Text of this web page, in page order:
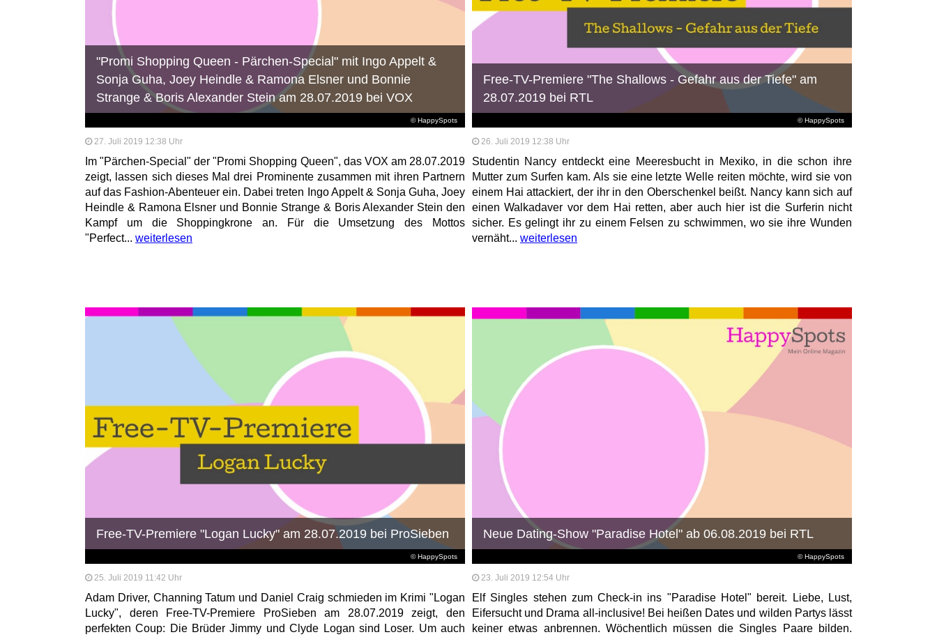
© HappySpots
"Promi Shopping Queen - Pärchen-Special" mit Ingo Appelt &
Sonja Guha, Joey Heindle & Ramona Elsner und Bonnie
Strange & Boris Alexander Stein am 28.07.2019 bei VOX
27. Juli 2019 12:38 Uhr
Im "Pärchen-Special" der "Promi Shopping Queen", das VOX am 28.07.2019
zeigt, lassen sich dieses Mal drei Prominente zusammen mit ihren Partnern
auf das Fashion-Abenteuer ein. Dabei treten Ingo Appelt & Sonja Guha, Joey
Heindle & Ramona Elsner und Bonnie Strange & Boris Alexander Stein den
Kampf um die Shoppingkrone an. Für die Umsetzung des Mottos
"Perfect... weiterlesen
© HappySpots
Free-TV-Premiere "The Shallows - Gefahr aus der Tiefe" am
28.07.2019 bei RTL
26. Juli 2019 12:38 Uhr
Studentin Nancy entdeckt eine Meeresbucht in Mexiko, in die schon ihre
Mutter zum Surfen kam. Als sie eine letzte Welle reiten möchte, wird sie von
einem Hai attackiert, der ihr in den Oberschenkel beißt. Nancy kann sich auf
einen Walkadaver vor dem Hai retten, aber auch hier ist die Surferin nicht
sicher. Es gelingt ihr zu einem Felsen zu schwimmen, wo sie ihre Wunden
vernäht... weiterlesen
© HappySpots
Free-TV-Premiere "Logan Lucky" am 28.07.2019 bei ProSieben
25. Juli 2019 11:42 Uhr
Adam Driver, Channing Tatum und Daniel Craig schmieden im Krimi "Logan
Lucky", deren Free-TV-Premiere ProSieben am 28.07.2019 zeigt, den
perfekten Coup: Die Brüder Jimmy und Clyde Logan sind Loser. Um auch
© HappySpots
Neue Dating-Show "Paradise Hotel" ab 06.08.2019 bei RTL
23. Juli 2019 12:54 Uhr
Elf Singles stehen zum Check-in ins "Paradise Hotel" bereit. Liebe, Lust,
Eifersucht und Drama all-inclusive! Bei heißen Dates und wilden Partys lässt
keiner etwas anbrennen. Wöchentlich müssen die Singles Paare bilden.